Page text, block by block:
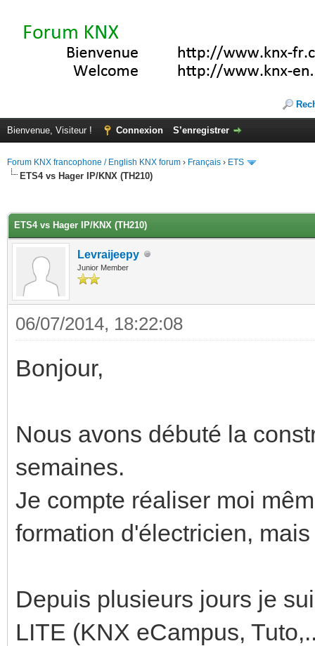
Bienvenue, Visiteur ! Connexion S’enregistrer
Forum KNX francophone / English KNX forum › Français › ETS
ETS4 vs Hager IP/KNX (TH210)
ETS4 vs Hager IP/KNX (TH210)
Levraijeepy
Junior Member
06/07/2014, 18:22:08
Bonjour,
Nous avons débuté la
semaines.
Je compte réaliser moi
formation d'électricien,
Depuis plusieurs jours je
LITE (KNX eCampus,